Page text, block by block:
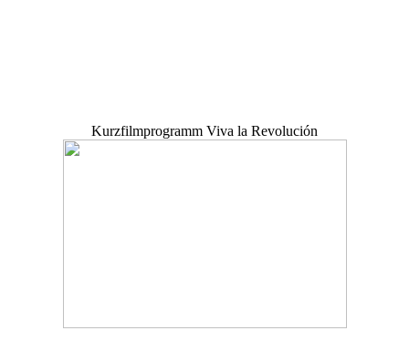
Kurzfilmprogramm Viva la Revolución